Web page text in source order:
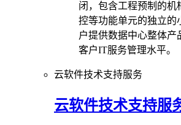
闭，包含工程预制的机
控等功能单元的独立的
户提供数据中心整体产
客户IT服务管理水平。
云软件技术支持服务
云软件技术支持服